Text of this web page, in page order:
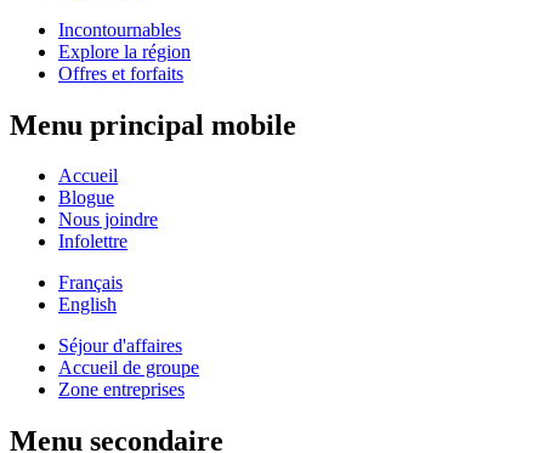
Incontournables
Explore la région
Offres et forfaits
Menu principal mobile
Accueil
Blogue
Nous joindre
Infolettre
Français
English
Séjour d'affaires
Accueil de groupe
Zone entreprises
Menu secondaire